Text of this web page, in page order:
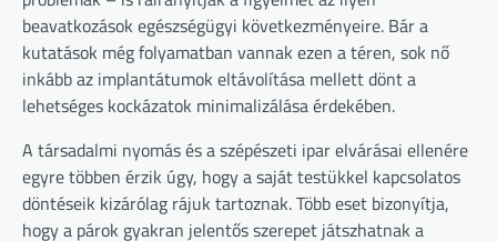
beavatkozások egészségügyi következményeire. Bár a
kutatások még folyamatban vannak ezen a téren, sok nő
inkább az implantátumok eltávolítása mellett dönt a
lehetséges kockázatok minimalizálása érdekében.
A társadalmi nyomás és a szépészeti ipar elvárásai ellenére
egyre többen érzik úgy, hogy a saját testükkel kapcsolatos
döntéseik kizárólag rájuk tartoznak. Több eset bizonyítja,
hogy a párok gyakran jelentős szerepet játszhatnak a